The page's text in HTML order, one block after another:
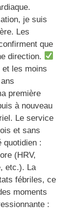
je suis
Les
que
direction.
et les moins
première
à nouveau
Le service
et sans
quotidien :
(HRV,
etc.). La
fébriles, ce
moments
: